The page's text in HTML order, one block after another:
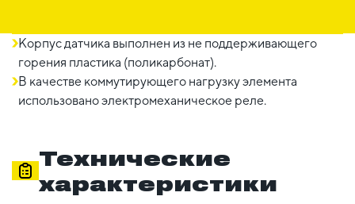
Корпус датчика выполнен из не поддерживающего
горения пластика (поликарбонат).
В качестве коммутирующего нагрузку элемента
использовано электромеханическое реле.
Технические
характеристики